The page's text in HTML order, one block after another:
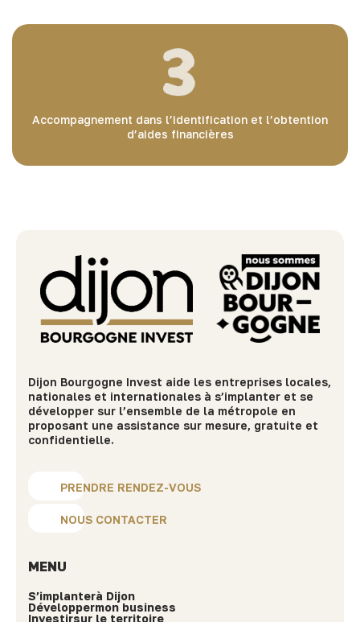
Accompagnement dans l’identification et l’obtention
d’aides financières
Dijon Bourgogne Invest aide les entreprises locales,
nationales et internationales à s’implanter et se
développer sur l’ensemble de la métropole en
proposant une assistance sur mesure, gratuite et
confidentielle.
PRENDRE RENDEZ-VOUS
NOUS CONTACTER
MENU
S’implanterà Dijon
Développermon business
Investirsur le territoire